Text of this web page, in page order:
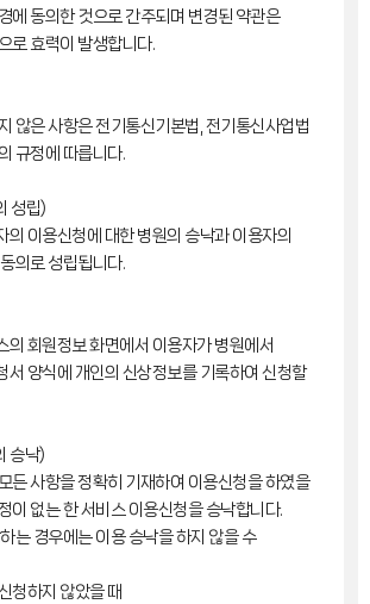
에 동의한 것으로 간주되며 변경된 약관은
로 효력이 발생합니다.
않은 사항은 전기통신기본법, 전기통신사업법
규정에 따릅니다.
성립)
의 이용신청에 대한 병원의 승낙과 이용자의
의로 성립됩니다.
의 회원정보 화면에서 이용자가 병원에서
서 양식에 개인의 신상정보를 기록하여 신청할
승낙)
든 사항을 정확히 기재하여 이용신청을 하였을
이 없는 한 서비스 이용신청을 승낙합니다.
는 경우에는 이용 승낙을 하지 않을 수
청하지 않았을 때